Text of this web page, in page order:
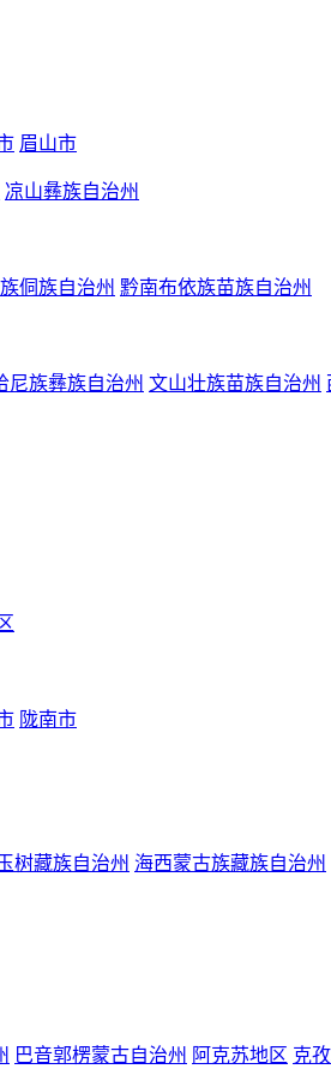
眉山市
凉山彝族自治州
侗族自治州 黔南布依族苗族自治州
尼族彝族自治州 文山壮族苗族自治州
陇南市
树藏族自治州 海西蒙古族藏族自治州
巴音郭楞蒙古自治州 阿克苏地区 克